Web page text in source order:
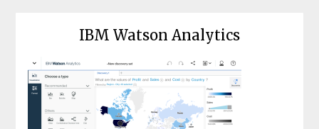
IBM Watson Analytics